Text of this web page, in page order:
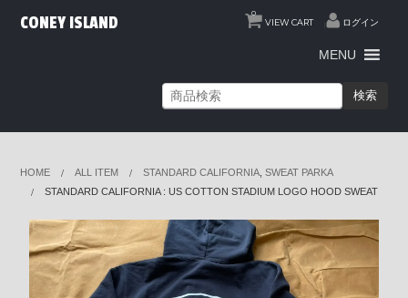
VIEW CART
0
ログイン
CONEY ISLAND
MENU
検索
HOME ALL ITEM STANDARD CALIFORNIA ,SWEAT PARKA
STANDARD CALIFORNIA : US COTTON STADIUM LOGO HOOD SWEAT